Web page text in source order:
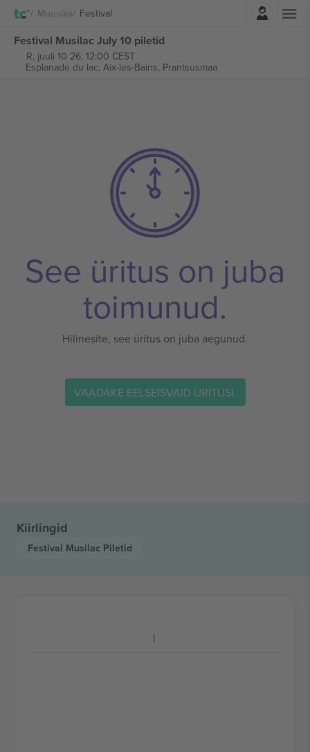
Muusika Festival
Festival Musilac July 10 piletid
R, juuli 10 26, 12:00 CEST
Esplanade du lac, Aix-les-Bains, Prantsusmaa
See üritus on juba
toimunud.
Hilinesite, see üritus on juba aegunud.
VAADAKE EELSEISVAID ÜRITUSI.
Kiirlingid
Festival Musilac Piletid